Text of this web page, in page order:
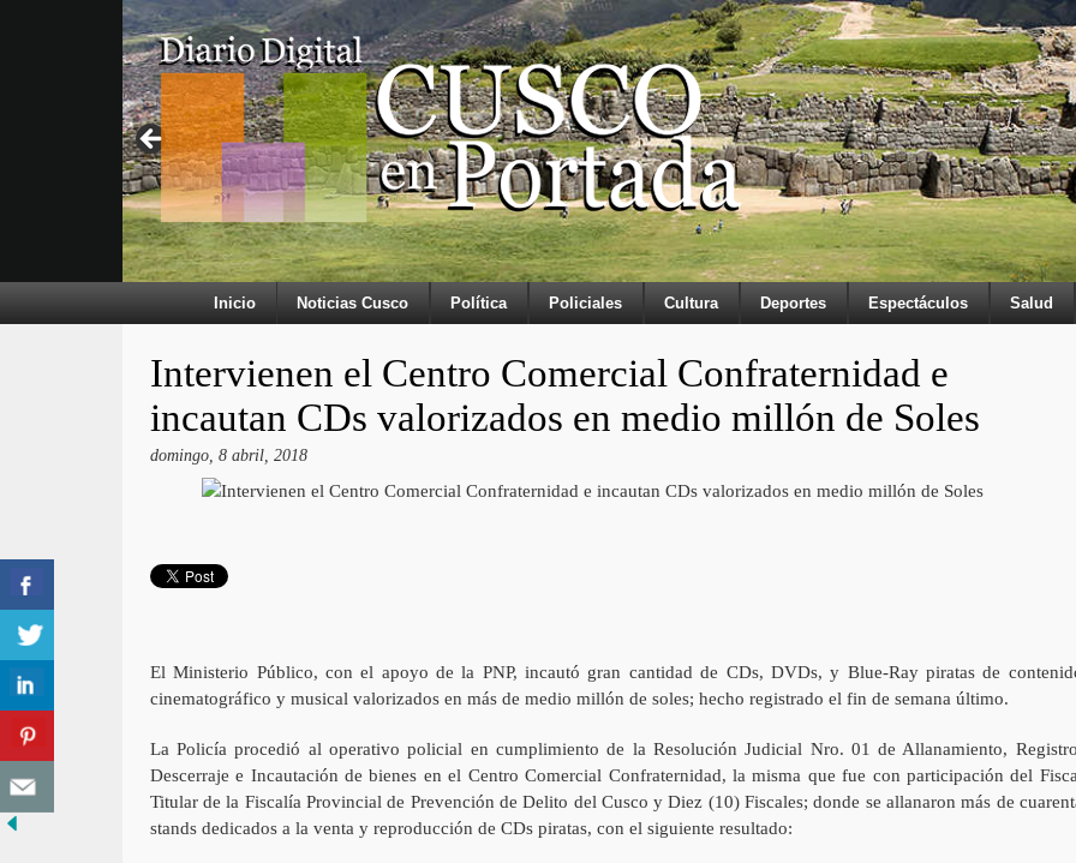
Inicio Noticias Cusco Política Policiales Cultura Deportes Espectáculos Salud
Intervienen el Centro Comercial Confraternidad e
incautan CDs valorizados en medio millón de Soles
domingo, 8 abril, 2018
El Ministerio Público, con el apoyo de la PNP, incautó gran cantidad de CDs, DVDs, y Blue-Ray piratas de
cinematográfico y musical valorizados en más de medio millón de soles; hecho registrado el fin de semana último.
La Policía procedió al operativo policial en cumplimiento de la Resolución Judicial Nro. 01 de Allanamiento,
Descerraje e Incautación de bienes en el Centro Comercial Confraternidad, la misma que fue con participación del
Titular de la Fiscalía Provincial de Prevención de Delito del Cusco y Diez (10) Fiscales; donde se allanaron más de
stands dedicados a la venta y reproducción de CDs piratas, con el siguiente resultado: